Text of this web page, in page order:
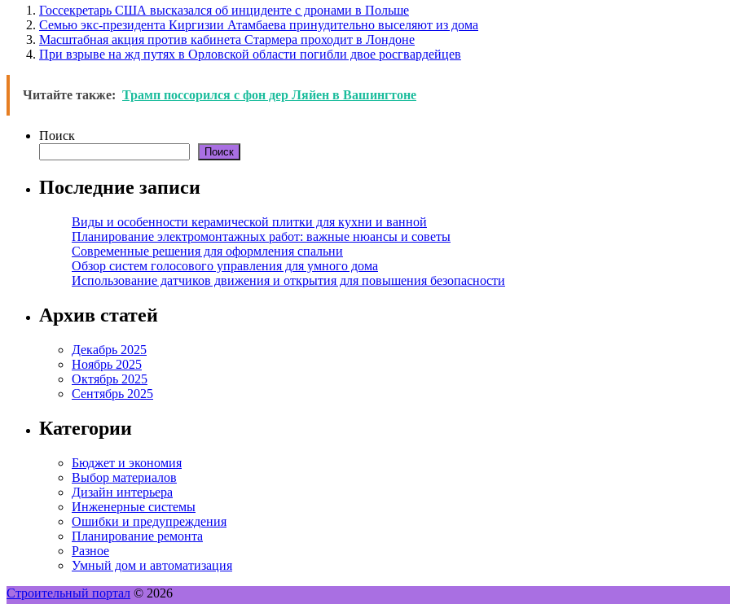
Госсекретарь США высказался об инциденте с дронами в Польше
Семью экс-президента Киргизии Атамбаева принудительно выселяют из дома
Масштабная акция против кабинета Стармера проходит в Лондоне
При взрыве на жд путях в Орловской области погибли двое росгвардейцев
Читайте также: Трамп поссорился с фон дер Ляйен в Вашингтоне
Поиск
Поиск
Последние записи
Виды и особенности керамической плитки для кухни и ванной
Планирование электромонтажных работ: важные нюансы и советы
Современные решения для оформления спальни
Обзор систем голосового управления для умного дома
Использование датчиков движения и открытия для повышения безопасности
Архив статей
Декабрь 2025
Ноябрь 2025
Октябрь 2025
Сентябрь 2025
Категории
Бюджет и экономия
Выбор материалов
Дизайн интерьера
Инженерные системы
Ошибки и предупреждения
Планирование ремонта
Разное
Умный дом и автоматизация
Строительный портал © 2026